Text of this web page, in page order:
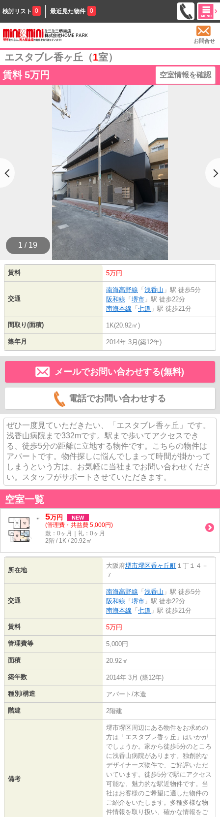
検討リスト 0 最近見た物件 0
お問合せ
エスタブレ香ヶ丘（1室）
賃料 5万円 空室情報を確認
1 / 19
賃料 5万円
交通
南海高野線 「 浅香山 」駅 徒歩5分
阪和線 「 堺市 」駅 徒歩22分
南海本線 「 七道 」駅 徒歩21分
間取り(面積) 1K(20.92㎡)
築年月 2014年 3月(築12年)
メールでお問い合わせする(無料)
電話でお問い合わせする
ぜひ一度見ていただきたい、「エスタブレ香ヶ丘」です。
浅香山病院まで332mです。駅まで歩いてアクセスでき
る、徒歩5分の距離に立地する物件です。こちらの物件は
アパートです。物件探しに悩んでしまって時間が掛かって
しまうという方は、お気軽に当社までお問い合わせくださ
い。スタッフがサポートさせていただきます。
空室一覧
5万円 NEW
(管理費・共益費 5,000円)
敷：0ヶ月｜礼：0ヶ月
2階 / 1K / 20.92㎡
所在地
大阪府堺市堺区香ヶ丘町 １丁１４－
７
交通
南海高野線 「 浅香山 」駅 徒歩5分
阪和線 「 堺市 」駅 徒歩22分
南海本線 「 七道 」駅 徒歩21分
賃料 5万円
管理費等 5,000円
面積 20.92㎡
築年数 2014年 3月 (築12年)
種別/構造 アパート/木造
階建 2階建
備考
堺市堺区周辺にある物件をお求めの
方は「エスタブレ香ヶ丘」はいかが
でしょうか。家から徒歩5分のところ
に浅香山病院があります。独創的な
デザイナーズ物件で、ご好評いただ
いています。徒歩5分で駅にアクセス
可能な、魅力的な駅近物件です。当
社はお客様のご希望に適した物件の
ご紹介をいたします。多種多様な物
件情報を取り扱い、確かな情報をご